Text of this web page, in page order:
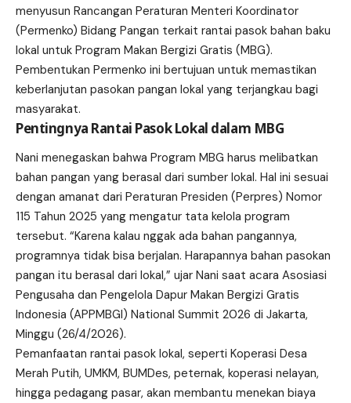
menyusun Rancangan Peraturan Menteri Koordinator
(Permenko) Bidang Pangan terkait rantai pasok bahan baku
lokal untuk Program Makan Bergizi Gratis (MBG).
Pembentukan Permenko ini bertujuan untuk memastikan
keberlanjutan pasokan pangan lokal yang terjangkau bagi
masyarakat.
Pentingnya Rantai Pasok Lokal dalam MBG
Nani menegaskan bahwa Program MBG harus melibatkan
bahan pangan yang berasal dari sumber lokal. Hal ini sesuai
dengan amanat dari Peraturan Presiden (Perpres) Nomor
115 Tahun 2025 yang mengatur tata kelola program
tersebut. “Karena kalau nggak ada bahan pangannya,
programnya tidak bisa berjalan. Harapannya bahan pasokan
pangan itu berasal dari lokal,” ujar Nani saat acara Asosiasi
Pengusaha dan Pengelola Dapur Makan Bergizi Gratis
Indonesia (APPMBGI) National Summit 2026 di Jakarta,
Minggu (26/4/2026).
Pemanfaatan rantai pasok lokal, seperti Koperasi Desa
Merah Putih, UMKM, BUMDes, peternak, koperasi nelayan,
hingga pedagang pasar, akan membantu menekan biaya